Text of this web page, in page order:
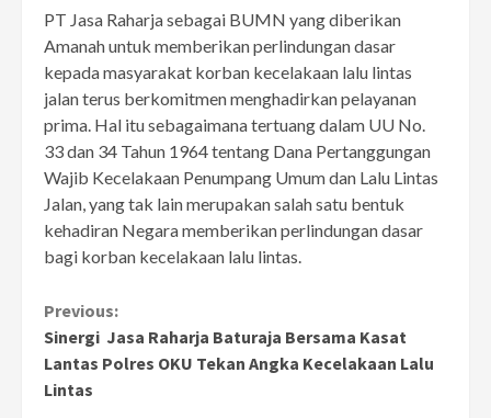
PT Jasa Raharja sebagai BUMN yang diberikan
Amanah untuk memberikan perlindungan dasar
kepada masyarakat korban kecelakaan lalu lintas
jalan terus berkomitmen menghadirkan pelayanan
prima. Hal itu sebagaimana tertuang dalam UU No.
33 dan 34 Tahun 1964 tentang Dana Pertanggungan
Wajib Kecelakaan Penumpang Umum dan Lalu Lintas
Jalan, yang tak lain merupakan salah satu bentuk
kehadiran Negara memberikan perlindungan dasar
bagi korban kecelakaan lalu lintas.
Continue
Reading
Previous:
Sinergi Jasa Raharja Baturaja Bersama Kasat
Lantas Polres OKU Tekan Angka Kecelakaan Lalu
Lintas